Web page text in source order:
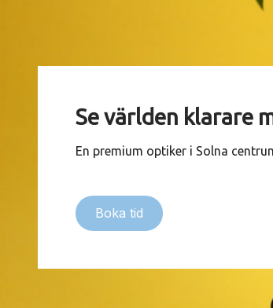
Se världen klarare
En premium optiker i Solna
Boka tid